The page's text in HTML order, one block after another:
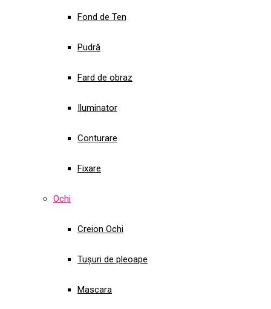
Fond de Ten
Pudră
Fard de obraz
Iluminator
Conturare
Fixare
Ochi
Creion Ochi
Tușuri de pleoape
Mascara